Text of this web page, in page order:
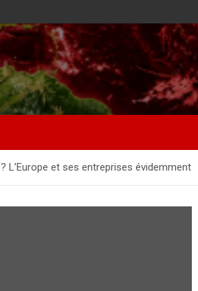
L’Europe et ses entreprises évidemment